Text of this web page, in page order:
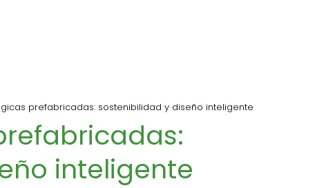
prefabricadas: sostenibilidad y diseño inteligente
inteligente